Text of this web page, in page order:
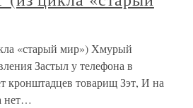
«старый мир») Хмурый
Застыл у телефона в
кронштадцев товарищ Зэт, И на
нет…